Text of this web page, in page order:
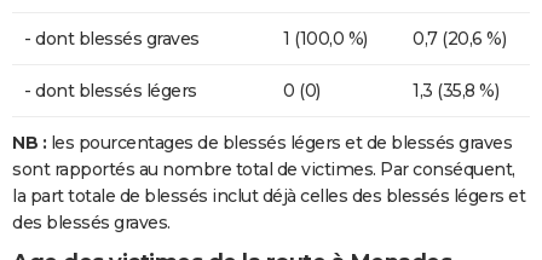
- dont blessés graves 1 (100,0 %) 0,7 (20,6 %)
- dont blessés légers 0 (0) 1,3 (35,8 %)
NB : les pourcentages de blessés légers et de blessés graves
sont rapportés au nombre total de victimes. Par conséquent,
la part totale de blessés inclut déjà celles des blessés légers et
des blessés graves.